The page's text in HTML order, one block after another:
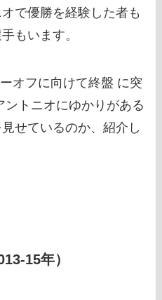
で優勝を経験した者も
もいます。
オフに向けて終盤 に突
ントニオにゆかりがある
せているのか、紹介し
15年）